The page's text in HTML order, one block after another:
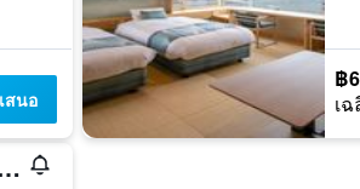
สนอ
฿
เ
น้ำพุร้อนพร้อมวิวภูเขาไฟฟูจิ